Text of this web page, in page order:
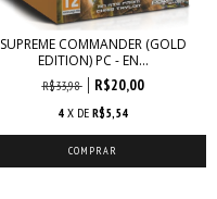
SUPREME COMMANDER (GOLD
EDITION) PC - EN...
R$33,98 R$20,00
4 X DE R$5,54